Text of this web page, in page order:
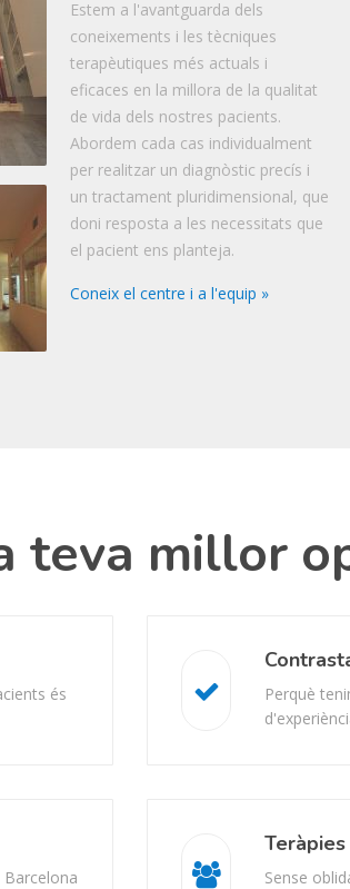
Estem a l'avantguarda dels
coneixements i les tècniques
terapèutiques més actuals i
eficaces en la millora de la qualitat
de vida dels nostres pacients.
Abordem cada cas individualment
per realitzar un diagnòstic precís i
un tractament pluridimensional, que
doni resposta a les necessitats que
el pacient ens planteja.
Coneix el centre i a l'equip »
teva millor
és
Barcelona
Perquè
Sense